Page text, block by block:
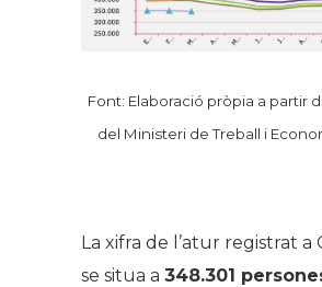
Font: Elaboració pròpia a partir
del Ministeri de Treball i
La xifra de l’atur registrat a
se situa a 348.301